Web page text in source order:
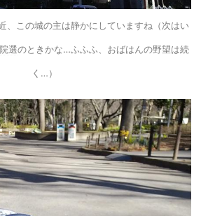
、この城の主は静かにしていますね（次はい
選のときかな…ふふふ、おばはんの野望は続
く…）